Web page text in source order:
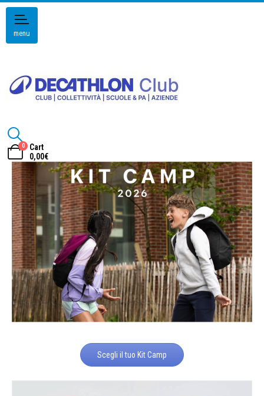
menu
0
Cart
0,00€
Scegli il tuo Kit Camp